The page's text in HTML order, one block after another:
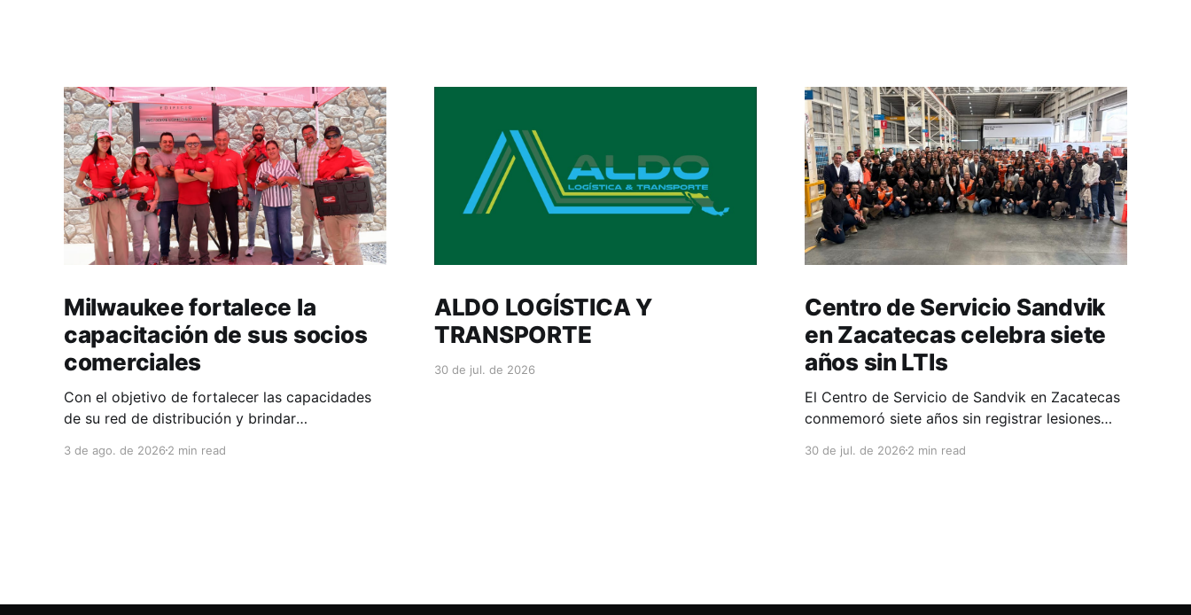
Milwaukee fortalece la
capacitación de sus socios
comerciales
Con el objetivo de fortalecer las capacidades
de su red de distribución y brindar
desempeño comercial y técnico, Milwaukee
3 de ago. de 2026 2 min read
ALDO LOGÍSTICA Y
TRANSPORTE
30 de jul. de 2026
Centro de Servicio Sandvik
en Zacatecas celebra siete
años sin LTIs
El Centro de Servicio de Sandvik en Zacatecas
conmemoró siete años sin registrar lesiones
la consolidación de una cultura de seguridad
30 de jul. de 20262 min read